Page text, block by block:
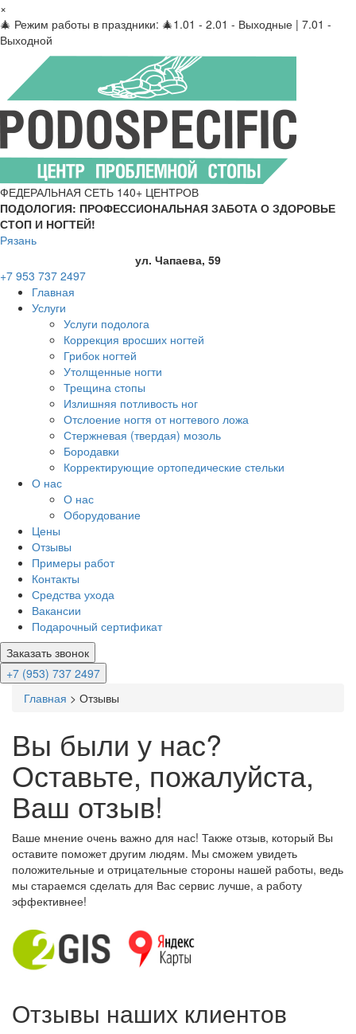
×
🎄 Режим работы в праздники: 🎄1.01 - 2.01 - Выходные | 7.01 -
Выходной
ФЕДЕРАЛЬНАЯ СЕТЬ 140+ ЦЕНТРОВ
ПОДОЛОГИЯ: ПРОФЕССИОНАЛЬНАЯ ЗАБОТА О ЗДОРОВЬЕ
СТОП И НОГТЕЙ!
Рязань
ул. Чапаева, 59
+7 953 737 2497
Главная
Услуги
Услуги подолога
Коррекция вросших ногтей
Грибок ногтей
Утолщенные ногти
Трещина стопы
Излишняя потливость ног
Отслоение ногтя от ногтевого ложа
Стержневая (твердая) мозоль
Бородавки
Корректирующие ортопедические стельки
О нас
О нас
Оборудование
Цены
Отзывы
Примеры работ
Контакты
Средства ухода
Вакансии
Подарочный сертификат
Заказать звонок
+7 (953) 737 2497
Главная > Отзывы
Вы были у нас?
Оставьте, пожалуйста,
Ваш отзыв!
Ваше мнение очень важно для нас! Также отзыв, который Вы
оставите поможет другим людям. Мы сможем увидеть
положительные и отрицательные стороны нашей работы, ведь
мы стараемся сделать для Вас сервис лучше, а работу
эффективнее!
Отзывы наших клиентов